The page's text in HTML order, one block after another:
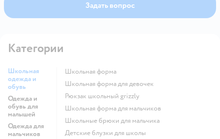
Задать вопрос
Категории
Школьная
одежда и
обувь
Одежда и
обувь для
малышей
Одежда для
мальчиков
Школьная форма
Школьная форма для девочек
Рюкзак школьный grizzly
Школьная форма для мальчиков
Школьные брюки для мальчика
Детские блузки для школы